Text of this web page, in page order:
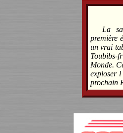
La
première
un vrai
Toubibs-
Monde.
exploser
prochain